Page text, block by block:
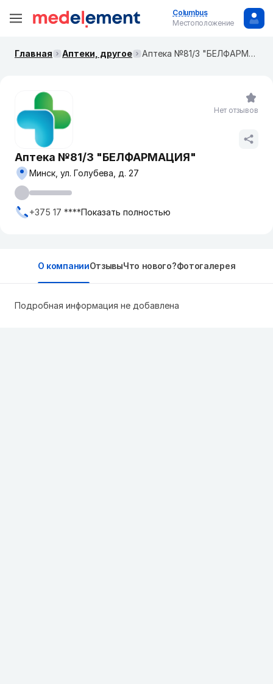
Columbus
Местоположение
Главная Аптеки, другое Аптека №81/3 "БЕЛФАРМАЦИЯ"
Аптека №81/3 "БЕЛФАРМАЦИЯ"
Минск, ул. Голубева, д. 27
+375 17 ****Показать полностью
Нет отзывов
О компанииОтзывыЧто нового?Фотогалерея
Подробная информация не добавлена